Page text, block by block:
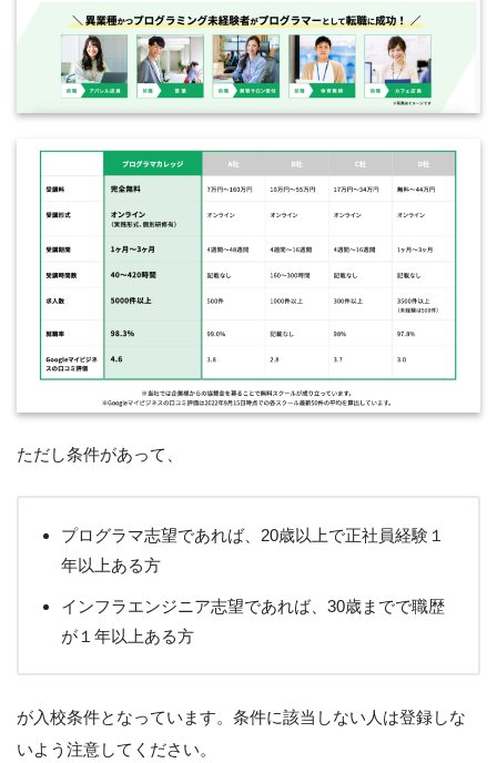
ただし条件があって、
プログラマ志望であれば、20歳以上で正社員経験１
年以上ある方
インフラエンジニア志望であれば、30歳までで職歴
が１年以上ある方
が入校条件となっています。条件に該当しない人は登録しな
いよう注意してください。